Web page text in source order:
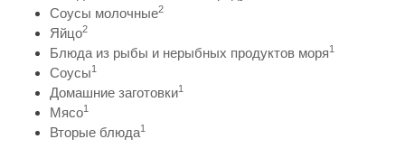
Соусы молочные2
Яйцо2
Блюда из рыбы и нерыбных продуктов моря1
Соусы1
Домашние заготовки1
Мясо1
Вторые блюда1